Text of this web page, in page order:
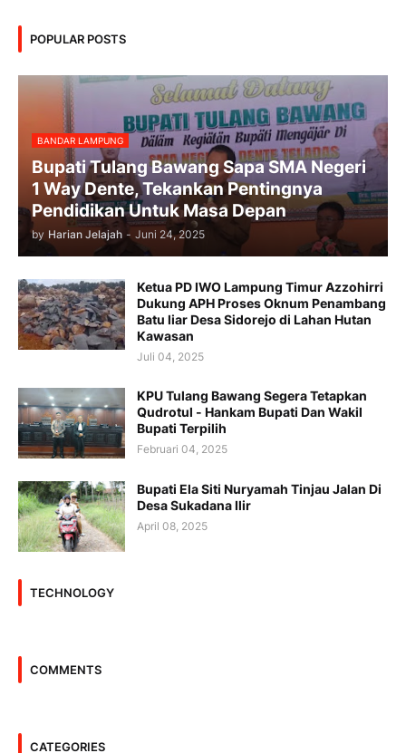
POPULAR POSTS
BANDAR LAMPUNG
Bupati Tulang Bawang Sapa SMA Negeri
1 Way Dente, Tekankan Pentingnya
Pendidikan Untuk Masa Depan
by Harian Jelajah - Juni 24, 2025
Ketua PD IWO Lampung Timur Azzohirri
Dukung APH Proses Oknum Penambang
Batu liar Desa Sidorejo di Lahan Hutan
Kawasan
Juli 04, 2025
KPU Tulang Bawang Segera Tetapkan
Qudrotul - Hankam Bupati Dan Wakil
Bupati Terpilih
Februari 04, 2025
Bupati Ela Siti Nuryamah Tinjau Jalan Di
Desa Sukadana Ilir
April 08, 2025
TECHNOLOGY
COMMENTS
CATEGORIES